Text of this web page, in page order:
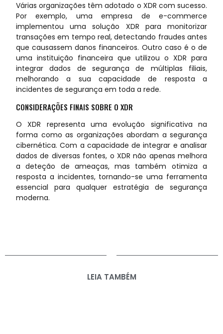
Várias organizações têm adotado o XDR com sucesso.
Por exemplo, uma empresa de e-commerce
implementou uma solução XDR para monitorizar
transações em tempo real, detectando fraudes antes
que causassem danos financeiros. Outro caso é o de
uma instituição financeira que utilizou o XDR para
integrar dados de segurança de múltiplas filiais,
melhorando a sua capacidade de resposta a
incidentes de segurança em toda a rede.
CONSIDERAÇÕES FINAIS SOBRE O XDR
O XDR representa uma evolução significativa na
forma como as organizações abordam a segurança
cibernética. Com a capacidade de integrar e analisar
dados de diversas fontes, o XDR não apenas melhora
a deteção de ameaças, mas também otimiza a
resposta a incidentes, tornando-se uma ferramenta
essencial para qualquer estratégia de segurança
moderna.
LEIA TAMBÉM